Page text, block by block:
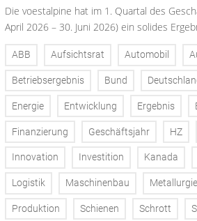
Die voestalpine hat im 1. Quartal des
April 2026 – 30. Juni 2026) ein solides
ABB Aufsichtsrat Automobil
Betriebsergebnis Bund
Energie Entwicklung Ergebnis
Finanzierung Geschäftsjahr HZ
Innovation Investition Kanada
Logistik Maschinenbau Metallurgie
Produktion Schienen Schrott